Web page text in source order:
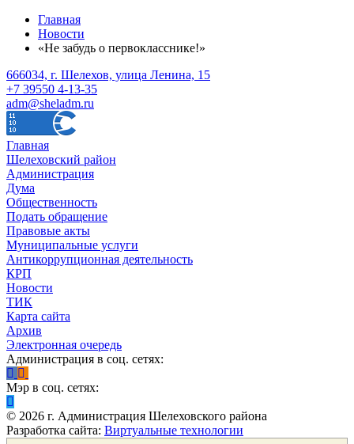
Главная
Новости
«Не забудь о первокласснике!»
666034, г. Шелехов, улица Ленина, 15
+7 39550 4-13-35
adm@sheladm.ru
Главная
Шелеховский район
Администрация
Дума
Общественность
Подать обращение
Правовые акты
Муниципальные услуги
Антикоррупционная деятельность
КРП
Новости
ТИК
Карта сайта
Архив
Электронная очередь
Администрация в соц. сетях:
Мэр в соц. сетях:
© 2026 г. Администрация Шелеховского района
Разработка сайта: Виртуальные технологии